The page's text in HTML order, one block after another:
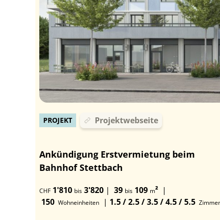
PROJEKT Projektwebseite
Ankündigung Erstvermietung beim
Bahnhof Stettbach
CHF 1'810 bis 3'820 | 39 bis 109 m² |
150 Wohneinheiten | 1.5 / 2.5 / 3.5 / 4.5 / 5.5 Zimmer